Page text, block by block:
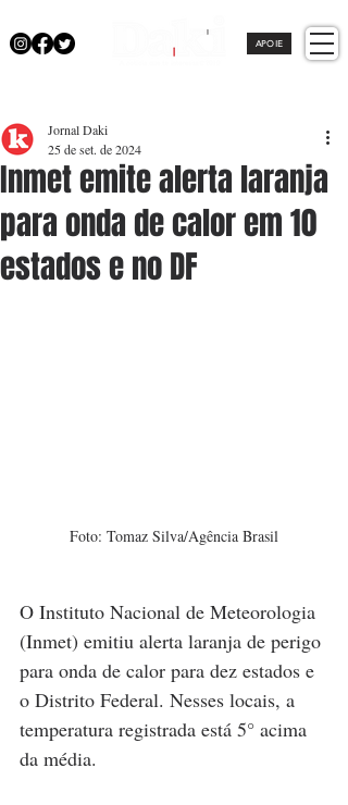
APOIE
Inmet emite alerta laranja
para onda de calor em 10
estados e no DF
Jornal Daki
25 de set. de 2024
Foto: Tomaz Silva/Agência Brasil
O Instituto Nacional de Meteorologia
(Inmet) emitiu alerta laranja de perigo
para onda de calor para dez estados e
o Distrito Federal. Nesses locais, a
temperatura registrada está 5° acima
da média.